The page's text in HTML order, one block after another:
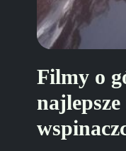
Filmy o